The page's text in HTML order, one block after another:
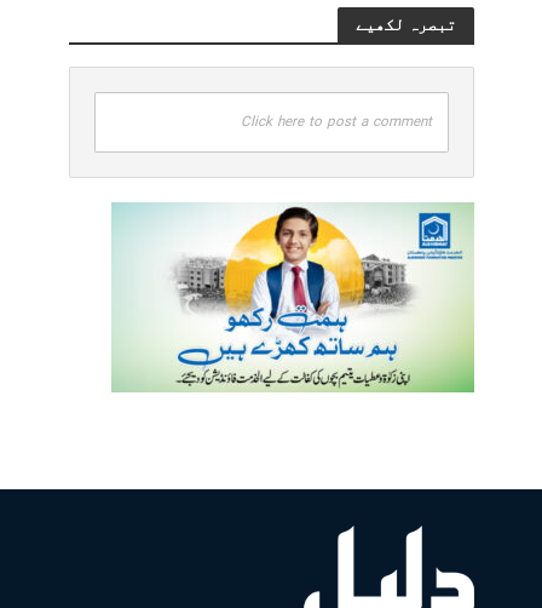
تبصرہ لکھیے
Click here to post a comment